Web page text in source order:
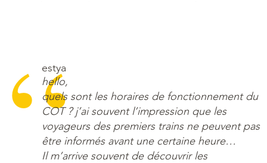
estya
hello,
quels sont les horaires de fonctionnement du
COT ? j’ai souvent l’impression que les
voyageurs des premiers trains ne peuvent pas
être informés avant une certaine heure…
Il m’arrive souvent de découvrir les